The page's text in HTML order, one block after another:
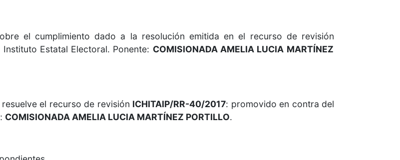
el cumplimiento dado a la resolución emitida en el recurso de revisión
Estatal Electoral. Ponente: COMISIONADA AMELIA LUCIA MARTÍNEZ
el recurso de revisión ICHITAIP/RR-40/2017: promovido en contra del
COMISIONADA AMELIA LUCIA MARTÍNEZ PORTILLO.